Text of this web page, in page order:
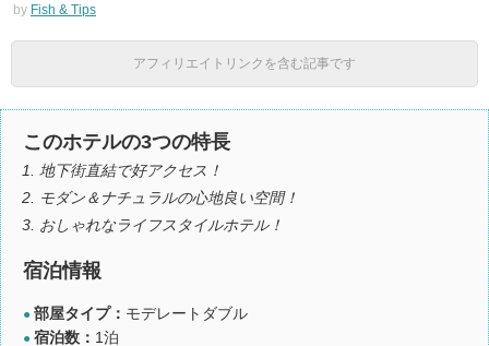
by Fish & Tips
アフィリエイトリンクを含む記事です
このホテルの3つの特長
地下街直結で好アクセス！
モダン＆ナチュラルの心地良い空間！
おしゃれなライフスタイルホテル！
宿泊情報
● 部屋タイプ： モデレートダブル
● 宿泊数： 1泊